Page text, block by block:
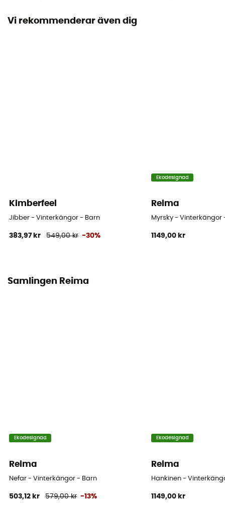
Isolering
Vi rekommenderar även dig
Kimberfeel
Jibber - Vinterkängor - Barn
383,97 kr 549,00 kr -30%
Ekodesignad
Reima
Myrsky - Vinterkängor
1149,00 kr
Samlingen Reima
Ekodesignad
Reima
Nefar - Vinterkängor - Barn
503,12 kr 579,00 kr -13%
Ekodesignad
Reima
Hankinen -
1149,00 kr